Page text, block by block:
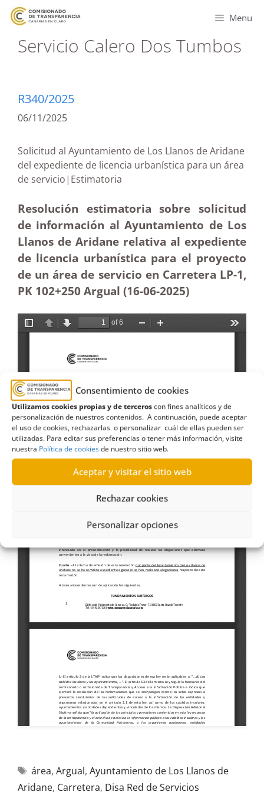
Consentimiento de cookies
Utilizamos cookies propias y de terceroscon fines analíticos y de
personalización de nuestros contenidos. A continuación, puede aceptar
el uso de cookies, rechazarlas o personalizar cuál de ellas pueden ser
utilizadas. Para editar sus preferencias o tener más información, visite
nuestra Política de cookiesde nuestro sitio web.
Aceptar y visitar el sitio web
Rechazar cookies
Personalizar opciones
Menu
Servicio Calero Dos Tumbos
R340/2025
06/11/2025
Solicitud al Ayuntamiento de Los Llanos de Aridane
del expediente de licencia urbanística para un área
de servicio|Estimatoria
Resolución estimatoria sobre solicitud
de información al Ayuntamiento de Los
Llanos de Aridane relativa al expediente
de licencia urbanística para el proyecto
de un área de servicio en Carretera LP-1,
PK 102+250 Argual (16-06-2025)
área, Argual, Ayuntamiento de Los Llanos de
Aridane, Carretera, Disa Red de Servicios